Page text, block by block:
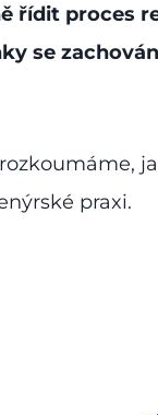
řídit proces
se
praxi.